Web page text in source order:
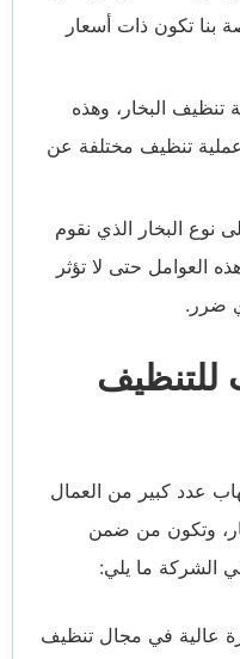
بنا تكون ذات أسعار
تنظيف البخار، وهذه
تنظيف مختلفة عن
نوع البخار الذي نقوم
العوامل حتى لا تؤثر
ضرر.
عدد كبير من العمال
وتكون من ضمن
الشركة ما يلي:
عالية في مجال تنظيف